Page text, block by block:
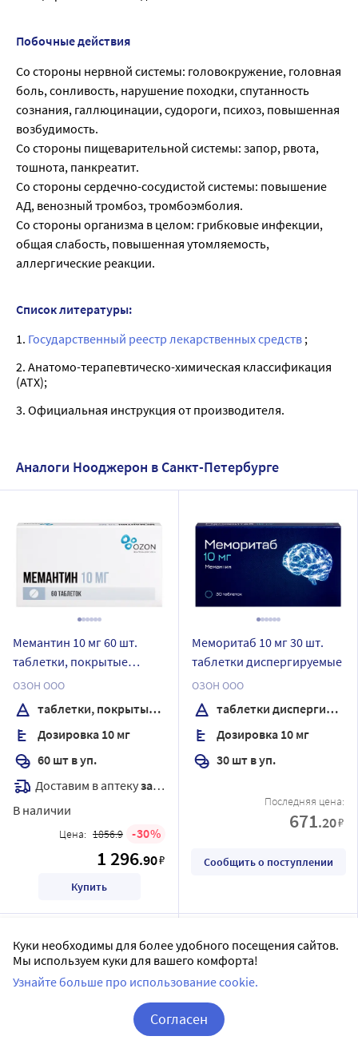
Побочные действия
Со стороны нервной системы: головокружение, головная
боль, сонливость, нарушение походки, спутанность
сознания, галлюцинации, судороги, психоз, повышенная
возбудимость.
Со стороны пищеварительной системы: запор, рвота,
тошнота, панкреатит.
Со стороны сердечно-сосудистой системы: повышение
АД, венозный тромбоз, тромбоэмболия.
Со стороны организма в целом: грибковые инфекции,
общая слабость, повышенная утомляемость,
аллергические реакции.
Список литературы:
1. Государственный реестр лекарственных средств ;
2. Анатомо-терапевтическо-химическая классификация
(ATX);
3. Официальная инструкция от производителя.
Аналоги Нооджерон в Санкт-Петербурге
Мемантин 10 мг 60 шт.
таблетки, покрытые
пленочной оболочкой
ОЗОН ООО
таблетки, покрытые пленочной оболочкой
Дозировка 10 мг
60 шт в уп.
Доставим в аптекузавтра
В наличии
Цена: 1856.9 30
1 296.90₽
Купить
Меморитаб 10 мг 30 шт.
таблетки диспергируемые
ОЗОН ООО
таблетки диспергируемые
Дозировка 10 мг
30 шт в уп.
Последняя цена:
671.20₽
Сообщить о поступлении
Куки необходимы для более удобного посещения сайтов.
Мы используем куки для вашего комфорта!
Узнайте больше про использование cookie.
Согласен